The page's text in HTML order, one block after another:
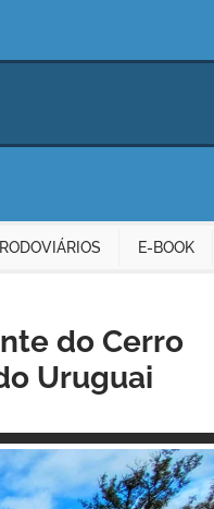
E-BOOK
do Cerro
Uruguai